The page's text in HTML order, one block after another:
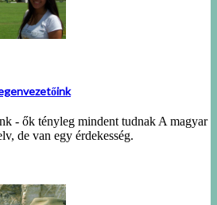
- ők tényleg mindent tudnak A magyar
de van egy érdekesség.